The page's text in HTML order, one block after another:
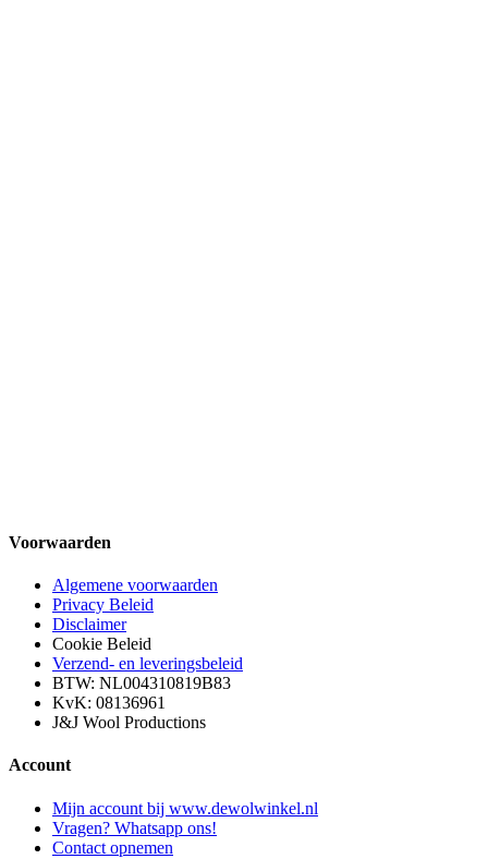
Voorwaarden
Algemene voorwaarden
Privacy Beleid
Disclaimer
Cookie Beleid
Verzend- en leveringsbeleid
BTW: NL004310819B83
KvK: 08136961
J&J Wool Productions
Account
Mijn account bij www.dewolwinkel.nl
Vragen? Whatsapp ons!
Contact opnemen